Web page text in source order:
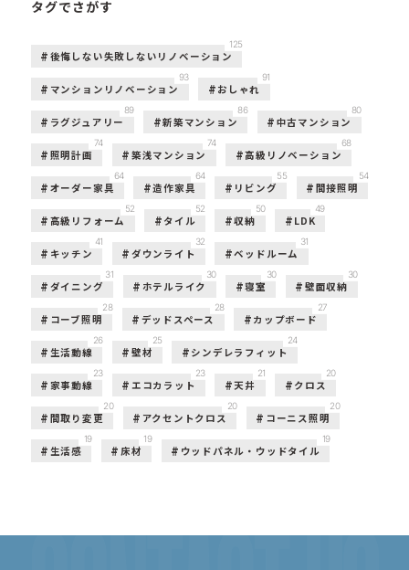
タグでさがす
後悔しない失敗しないリノベーション
125
マンションリノベーション
93
おしゃれ
91
ラグジュアリー
89
新築マンション
86
中古マンション
80
照明計画
74
築浅マンション
74
高級リノベーション
68
オーダー家具
64
造作家具
64
リビング
55
間接照明
54
高級リフォーム
52
タイル
52
収納
50
LDK
49
キッチン
41
ダウンライト
32
ベッドルーム
31
ダイニング
31
ホテルライク
30
寝室
30
壁面収納
30
コーブ照明
28
デッドスペース
28
カップボード
27
生活動線
26
壁材
25
シンデレラフィット
24
家事動線
23
エコカラット
23
天井
21
クロス
20
間取り変更
20
アクセントクロス
20
コーニス照明
20
生活感
19
床材
19
ウッドパネル・ウッドタイル
19